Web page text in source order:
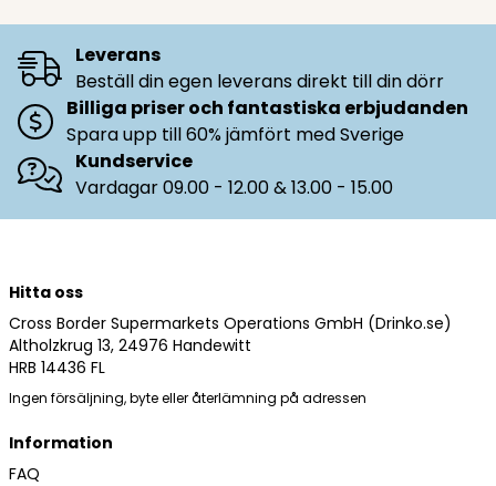
Leverans
Beställ din egen leverans direkt till din dörr
Billiga priser och fantastiska erbjudanden
Spara upp till 60% jämfört med Sverige
Kundservice
Vardagar 09.00 - 12.00 & 13.00 - 15.00
Hitta oss
Cross Border Supermarkets Operations GmbH (Drinko.se)
Altholzkrug 13, 24976 Handewitt
HRB 14436 FL
Ingen försäljning, byte eller återlämning på adressen
Information
FAQ